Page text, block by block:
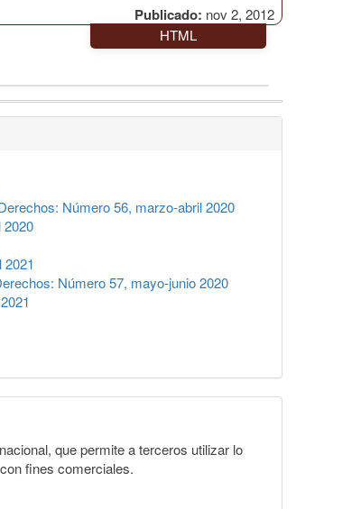
Publicado: nov 2, 2012
HTML
Número 56, marzo-abril 2020
2020
Número 57, mayo-junio 2020
que permite a terceros utilizar lo
fines comerciales.